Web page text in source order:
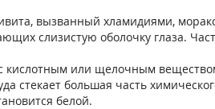
вызванный хламидиями,
слизистую оболочку глаза.
кислотным или щелочным
стекает большая часть
белой.